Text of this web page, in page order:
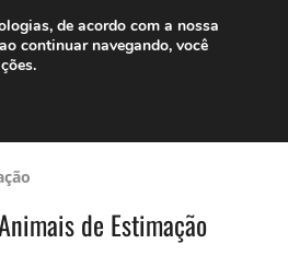
Área do Assinante
de Estimação
de acordo com a nossa
continuar navegando, você